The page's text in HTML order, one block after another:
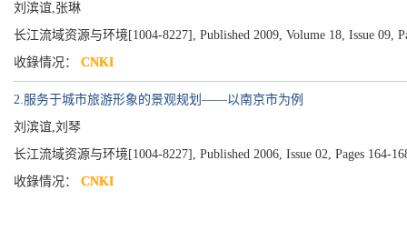
刘滨谊,张琳
长江流域资源与环境[1004-8227], Published 2009, Volume 18, Issue 09,
收錄情况： CNKI
2.服务于城市旅游形象的景观规划——以南京市为例
刘滨谊,刘琴
长江流域资源与环境[1004-8227], Published 2006, Issue 02, Pages 164-
收錄情况： CNKI